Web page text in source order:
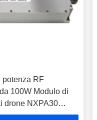
potenza RF
100W Modulo di
drone NXPA30